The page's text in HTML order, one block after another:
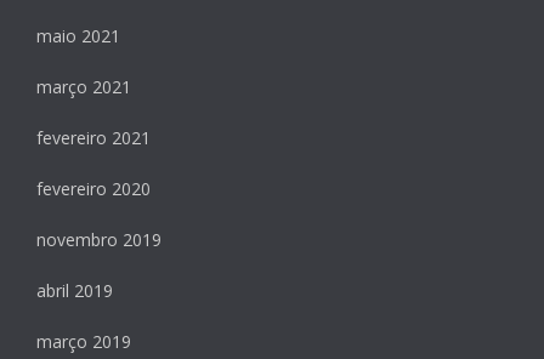
maio 2021
março 2021
fevereiro 2021
fevereiro 2020
novembro 2019
abril 2019
março 2019